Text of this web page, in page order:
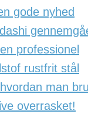
gode nyhed
professionel
rustfrit stål
man
overrasket!